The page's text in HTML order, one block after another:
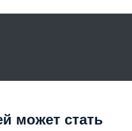
может стать